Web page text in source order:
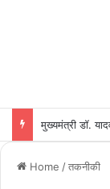
मुख्यमंत्री डॉ.
Home /तकनीकी